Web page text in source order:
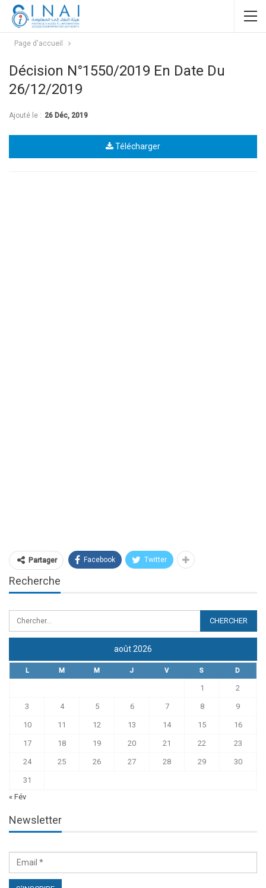
Page d'accueil
Décision N°1550/2019 En Date Du
26/12/2019
Ajouté le : 26 Déc, 2019
Télécharger
Partager Facebook Twitter
Recherche
août 2026
L M M J V S D
1 2
3 4 5 6 7 8 9
10 11 12 13 14 15 16
17 18 19 20 21 22 23
24 25 26 27 28 29 30
31
« Fév
Newsletter